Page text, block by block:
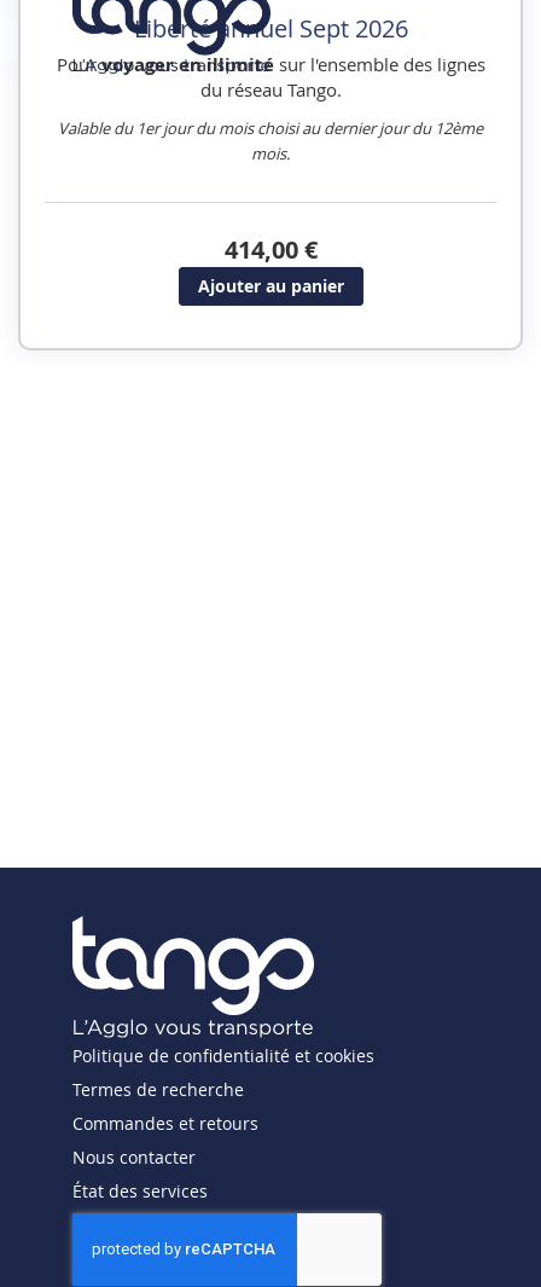
Liberté annuel Sept 2026
Pourvoyager en illimité sur l'ensemble des lignes
du réseau Tango.
Valable du 1er jour du mois choisi au dernier jour du 12ème
mois.
414,00 €
Ajouter au panier
Politique de confidentialité et cookies
Termes de recherche
Commandes et retours
Nous contacter
État des services